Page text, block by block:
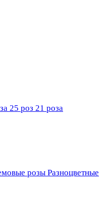
25 роз 21 роза
розы Разноцветные